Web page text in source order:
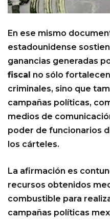
En ese mismo
estadounidense
ganancias generadas
fiscal no sólo
criminales, sino que
campañas políticas,
medios de
poder de funcionarios
los cárteles.
La afirmación es
recursos obtenidos
combustible para
campañas políticas